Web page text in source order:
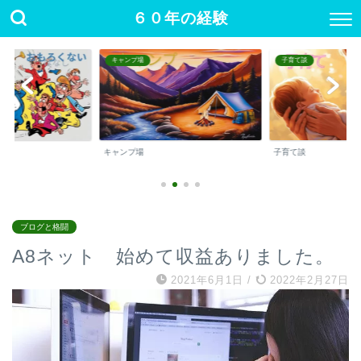
６０年の経験
キャンプ場
キャンプ場
子育て談
子育て談
ブログと格闘
A8ネット 始めて収益ありました。
2021年6月1日 / 2022年2月27日